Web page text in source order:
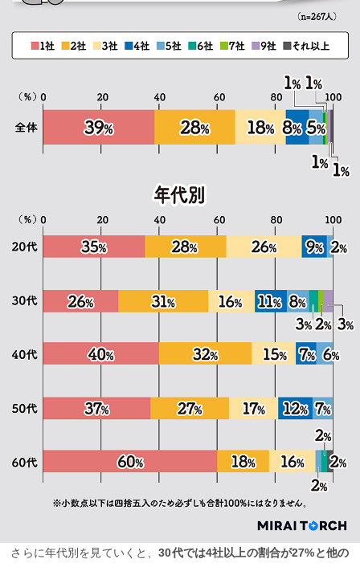
さらに年代別を見ていくと、30代では4社以上の割合が27%と他の